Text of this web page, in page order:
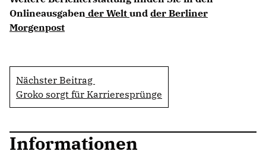
Onlineausgaben der Welt und der Berliner
Morgenpost
Nächster Beitrag
Groko sorgt für Karrieresprünge
Informationen